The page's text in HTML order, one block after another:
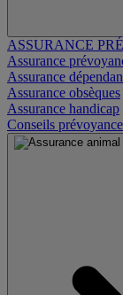
ASSURANCE
Assurance
Assurance
Assurance obsèques
Assurance handicap
Conseils